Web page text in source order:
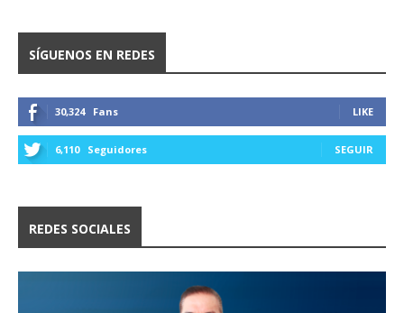
SÍGUENOS EN REDES
30,324 Fans LIKE
6,110 Seguidores SEGUIR
REDES SOCIALES